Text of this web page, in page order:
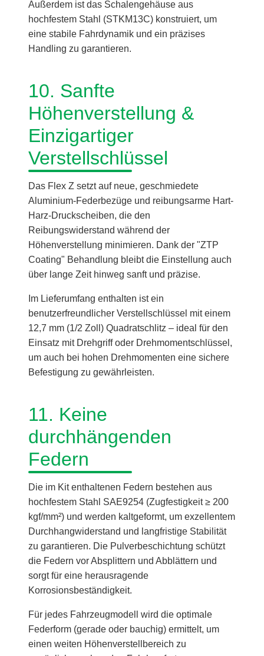
Außerdem ist das Schalengehäuse aus
hochfestem Stahl (STKM13C) konstruiert, um
eine stabile Fahrdynamik und ein präzises
Handling zu garantieren.
10. Sanfte
Höhenverstellung &
Einzigartiger
Verstellschlüssel
Das Flex Z setzt auf neue, geschmiedete
Aluminium-Federbezüge und reibungsarme Hart-
Harz-Druckscheiben, die den
Reibungswiderstand während der
Höhenverstellung minimieren. Dank der "ZTP
Coating" Behandlung bleibt die Einstellung auch
über lange Zeit hinweg sanft und präzise.
Im Lieferumfang enthalten ist ein
benutzerfreundlicher Verstellschlüssel mit einem
12,7 mm (1/2 Zoll) Quadratschlitz – ideal für den
Einsatz mit Drehgriff oder Drehmomentschlüssel,
um auch bei hohen Drehmomenten eine sichere
Befestigung zu gewährleisten.
11. Keine
durchhängenden
Federn
Die im Kit enthaltenen Federn bestehen aus
hochfestem Stahl SAE9254 (Zugfestigkeit ≥ 200
kgf/mm²) und werden kaltgeformt, um exzellentem
Durchhangwiderstand und langfristige Stabilität
zu garantieren. Die Pulverbeschichtung schützt
die Federn vor Absplittern und Abblättern und
sorgt für eine herausragende
Korrosionsbeständigkeit.
Für jedes Fahrzeugmodell wird die optimale
Federform (gerade oder bauchig) ermittelt, um
einen weiten Höhenverstellbereich zu